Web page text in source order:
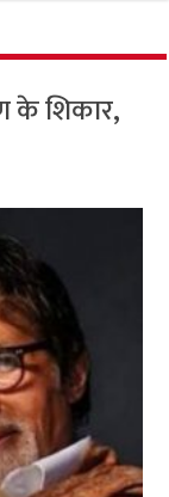
के शिकार,